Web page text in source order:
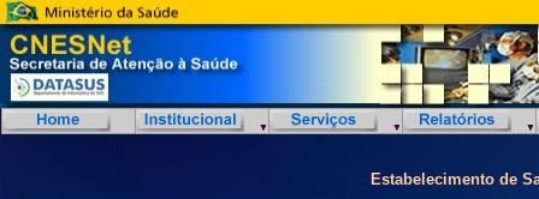
Estabelecimento de